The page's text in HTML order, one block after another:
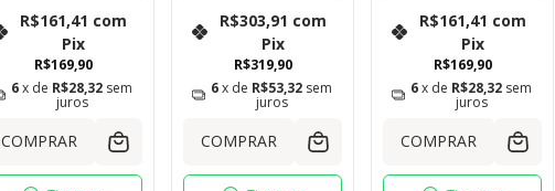
R$169,90
R$161,41 com
Pix
6x de R$28,32 sem
juros
COMPRAR
R$319,90
R$303,91 com
Pix
6x de R$53,32 sem
juros
COMPRAR
R$169,90
R$161,41 com
Pix
6x de R$28,32 sem
juros
COMPRAR